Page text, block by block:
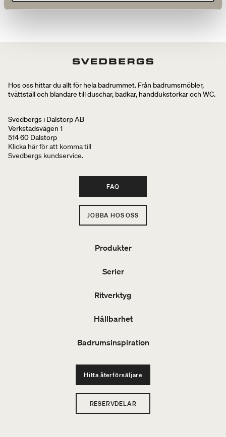
Hos oss hittar du allt för hela badrummet. Från badrumsmöbler,
tvättställ och blandare till duschar, badkar, handdukstorkar och WC.
Svedbergs i Dalstorp AB
Verkstadsvägen 1
514 60 Dalstorp
Klicka här för att komma till
Svedbergs kundservice.
FAQ
JOBBA HOS OSS
Produkter
Serier
Ritverktyg
Hållbarhet
Badrumsinspiration
Hitta återförsäljare
RESERVDELAR